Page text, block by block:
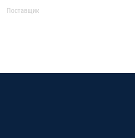
Поставщик